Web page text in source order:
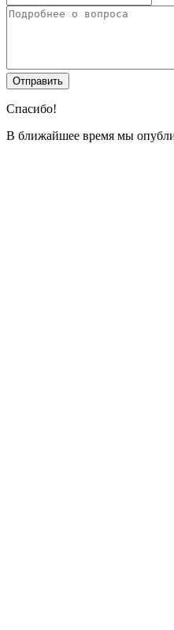
Спасибо!
В ближайшее время мы